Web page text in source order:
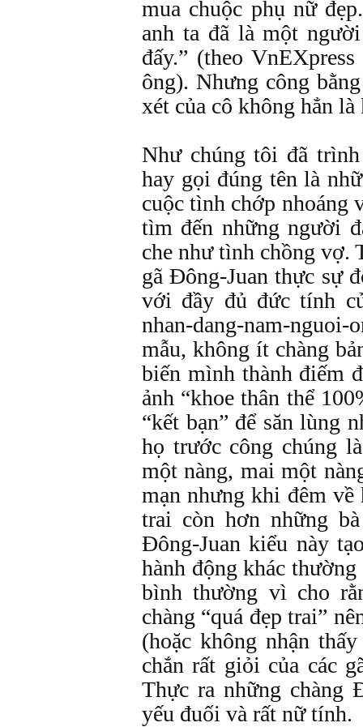
mua chuộc phụ nữ
anh ta đã là một
đấy.” (theo
ông). Nhưng công
xét của cô không hẳn
Như chúng tôi đã
hay gọi đúng tên là
cuộc tình chớp nhoáng
tìm đến những người
che như tình chồng vợ.
gã Đông-Juan thực sự
với đầy đủ đức tính
nhan-dang-nam-
mẫu, không ít chàng
biến mình thành điếm
ảnh “khoe thân thể
“kết bạn” để săn lùng
họ trước công chúng
một nàng, mai một
mạn nhưng khi đêm về
trai còn hơn những
Đông-Juan kiểu này
hành động khác
bình thường vì cho
chàng “quá đẹp trai”
(hoặc không nhận
chắn rất giỏi của các
Thực ra những chàng
yếu đuối và rất nữ tính.